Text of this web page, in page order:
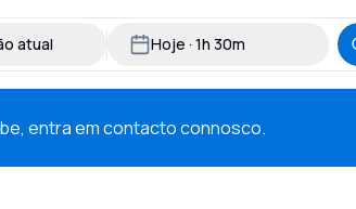
atual Hoje · 1h 30m
entra em contacto connosco.